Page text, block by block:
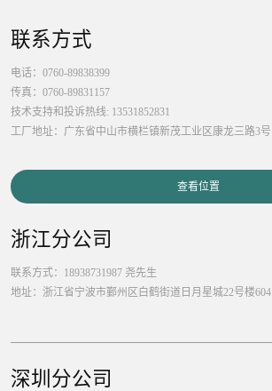
联系方式
电话：0760-89838399
传真：0760-89831157
技术支持和投诉热线: 13531852831
工厂地址：广东省中山市横栏镇新茂工业区康龙三路3号
查看位置
浙江分公司
联系方式：18938731987 尧先生
地址：浙江省宁波市鄞州区白鹤街道日月星城22号楼604
深圳分公司